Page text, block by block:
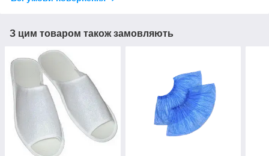
З цим товаром також замовляють